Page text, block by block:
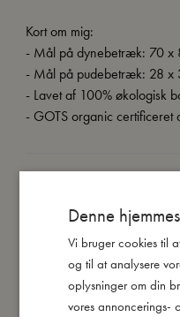
Kort om mig:
- Mål på dynebetræk: 70 x
- Mål på pudebetræk: 28 x
- Lavet af 100% økologisk
- GOTS organic certificeret
Mine data
Denne
Vi bruger cookies til
og til at analysere
oplysninger om din
vores annoncerings-